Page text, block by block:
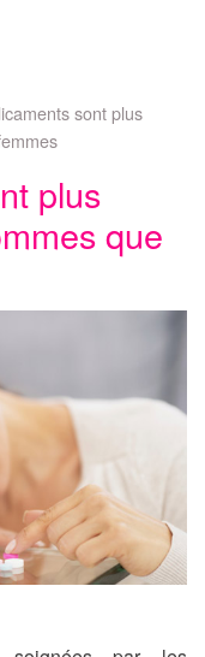
sont plus
plus
que